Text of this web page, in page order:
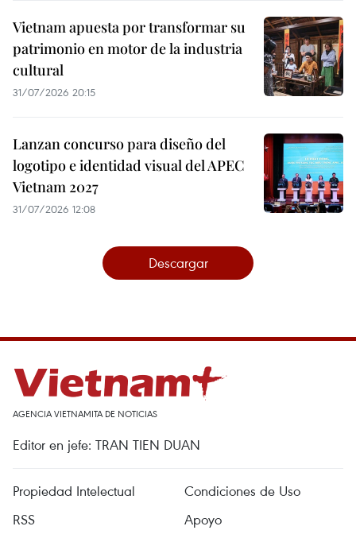
Vietnam apuesta por transformar su
patrimonio en motor de la industria
cultural
31/07/2026 20:15
Lanzan concurso para diseño del
logotipo e identidad visual del APEC
Vietnam 2027
31/07/2026 12:08
Descargar
AGENCIA VIETNAMITA DE NOTICIAS
Editor en jefe: TRAN TIEN DUAN
Propiedad Intelectual
Condiciones de Uso
RSS
Apoyo